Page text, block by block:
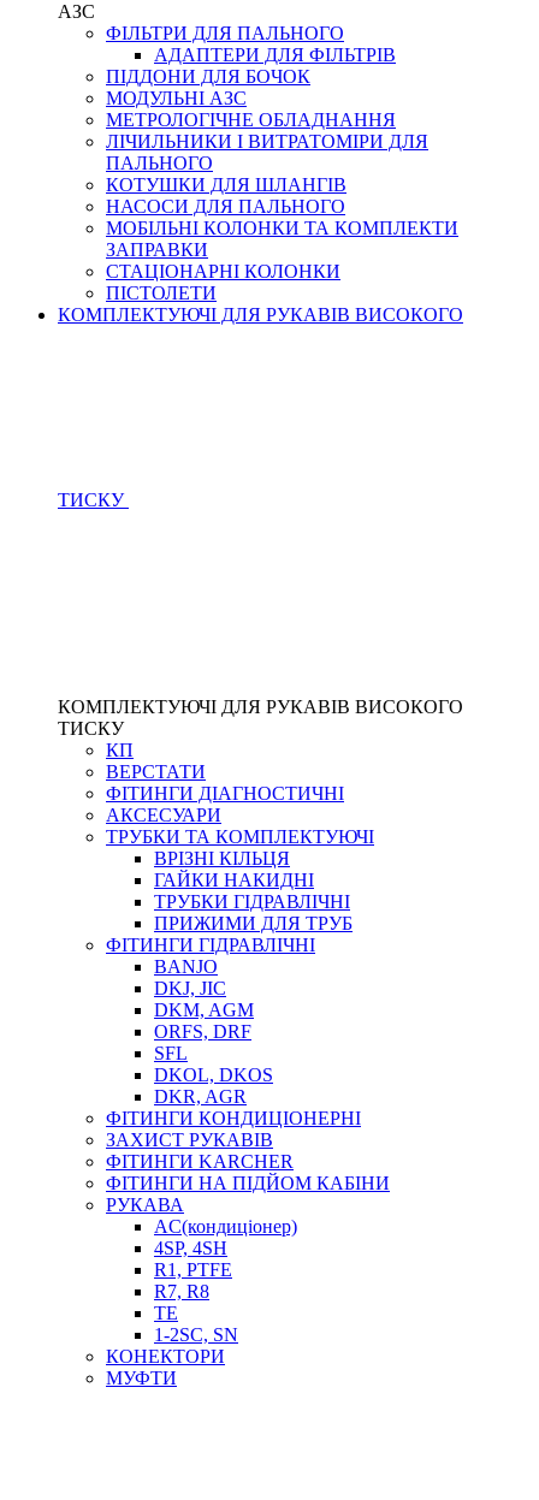
АЗС
ФІЛЬТРИ ДЛЯ ПАЛЬНОГО
АДАПТЕРИ ДЛЯ ФІЛЬТРІВ
ПІДДОНИ ДЛЯ БОЧОК
МОДУЛЬНІ АЗС
МЕТРОЛОГІЧНЕ ОБЛАДНАННЯ
ЛІЧИЛЬНИКИ І ВИТРАТОМІРИ ДЛЯ
ПАЛЬНОГО
КОТУШКИ ДЛЯ ШЛАНГІВ
НАСОСИ ДЛЯ ПАЛЬНОГО
МОБІЛЬНІ КОЛОНКИ ТА КОМПЛЕКТИ
ЗАПРАВКИ
СТАЦІОНАРНІ КОЛОНКИ
ПІСТОЛЕТИ
КОМПЛЕКТУЮЧІ ДЛЯ РУКАВІВ ВИСОКОГО
ТИСКУ
КОМПЛЕКТУЮЧІ ДЛЯ РУКАВІВ ВИСОКОГО
ТИСКУ
КП
ВЕРСТАТИ
ФІТИНГИ ДІАГНОСТИЧНІ
АКСЕСУАРИ
ТРУБКИ ТА КОМПЛЕКТУЮЧІ
ВРІЗНІ КІЛЬЦЯ
ГАЙКИ НАКИДНІ
ТРУБКИ ГІДРАВЛІЧНІ
ПРИЖИМИ ДЛЯ ТРУБ
ФІТИНГИ ГІДРАВЛІЧНІ
BANJO
DKJ, JIC
DKM, AGM
ORFS, DRF
SFL
DKOL, DKOS
DKR, AGR
ФІТИНГИ КОНДИЦІОНЕРНІ
ЗАХИСТ РУКАВІВ
ФІТИНГИ KARCHER
ФІТИНГИ НА ПІДЙОМ КАБІНИ
РУКАВА
AC(кондиціонер)
4SP, 4SH
R1, PTFE
R7, R8
TE
1-2SC, SN
КОНЕКТОРИ
МУФТИ